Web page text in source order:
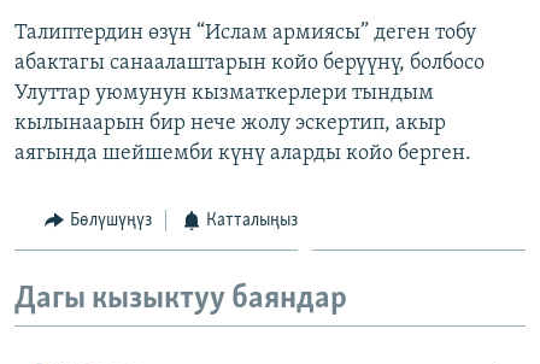
ЭЕ/АРнун бардык сайттары
Талиптердин өзүн “Ислам армиясы” деген тобу
абактагы санаалаштарын койо берүүнү, болбосо
Улуттар уюмунун кызматкерлери тындым
кылынаарын бир нече жолу эскертип, акыр
аягында шейшемби күнү аларды койо берген.
Бөлүшүңүз Катталыңыз
Дагы кызыктуу баяндар